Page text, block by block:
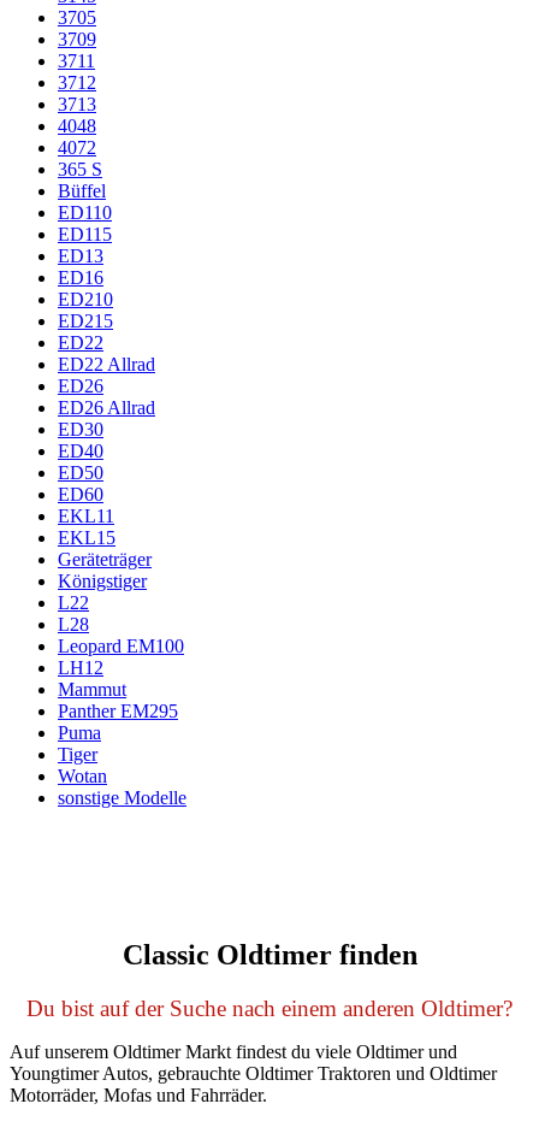
3705
3709
3711
3712
3713
4048
4072
365 S
Büffel
ED110
ED115
ED13
ED16
ED210
ED215
ED22
ED22 Allrad
ED26
ED26 Allrad
ED30
ED40
ED50
ED60
EKL11
EKL15
Geräteträger
Königstiger
L22
L28
Leopard EM100
LH12
Mammut
Panther EM295
Puma
Tiger
Wotan
sonstige Modelle
Classic Oldtimer finden
Du bist auf der Suche nach einem anderen Oldtimer?
Auf unserem Oldtimer Markt findest du viele Oldtimer und
Youngtimer Autos, gebrauchte Oldtimer Traktoren und Oldtimer
Motorräder, Mofas und Fahrräder.